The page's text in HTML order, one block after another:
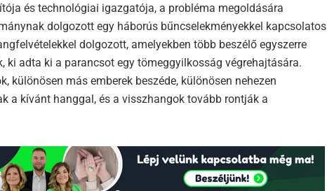
és technológiai igazgatója, a probléma megoldására
dolgozott egy háborús bűncselekményekkel kapcsolatos
dolgozott, amelyekben több beszélő egyszerre
ki adta ki a parancsot egy tömeggyilkosság végrehajtására.
különösen más emberek beszéde, különösen nehezen
a kívánt hanggal, és a visszhangok tovább rontják a